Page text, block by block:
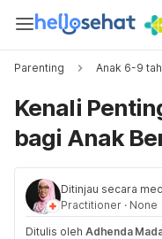
Parenting Anak 6-9
Kenali
bagi Anak
Ditinjau secara
Practitioner · None
Ditulis oleh Adhenda